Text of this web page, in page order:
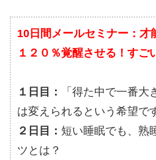
10日間メールセミナー：才
１２０％覚醒させる！すご
１日目：
「得た中で一番大
は変えられるという希望で
２日目： 短い睡眠でも、熟
ツとは？